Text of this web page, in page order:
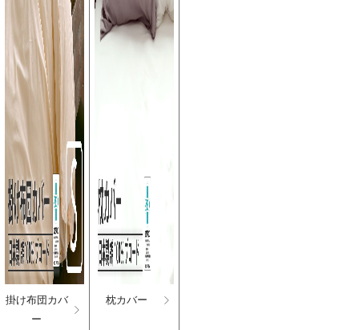
掛け布団カバ
ー
枕カバー